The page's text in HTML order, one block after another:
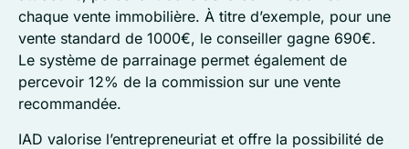
chaque vente immobilière. À titre d’exemple, pour une
vente standard de 1000€, le conseiller gagne 690€.
Le système de parrainage permet également de
percevoir 12% de la commission sur une vente
recommandée.
IAD valorise l’entrepreneuriat et offre la possibilité de